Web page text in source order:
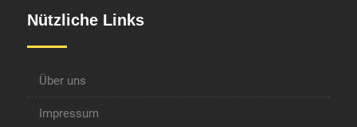
Nützliche Links
Über uns
Impressum